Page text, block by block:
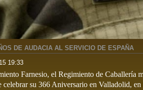
DE AUDACIA AL SERVICIO DE ESPAÑA
19:33
Farnesio, el Regimiento de Caballería
celebrar su 366 Aniversario en Valladolid,